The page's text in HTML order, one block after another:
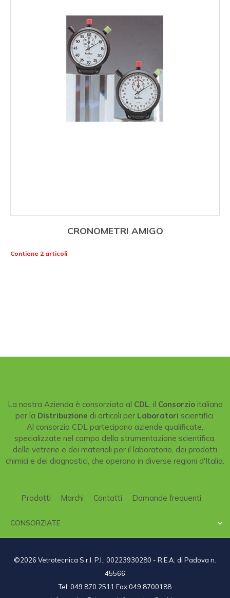
CRONOMETRI AMIGO
Contiene 2 articoli
La nostra Azienda è consorziata al CDL , il Consorzioitaliano
per la Distribuzione di articoli per Laboratori scientifici.
Al consorzio CDL partecipano aziende qualificate,
specializzate nel campo della strumentazione scientifica,
delle vetrerie e dei materiali per il laboratorio, dei prodotti
chimici e dei diagnostici, che operano in diverse regioni d'Italia.
Prodotti Marchi Contatti Domande frequenti
CONSORZIATE 
©2026 Vetrotecnica S.r.l. P.I.: 00223930280 - R.E.A. di Padova n.
45566
Tel. 049 870 2511 Fax 049 8700188